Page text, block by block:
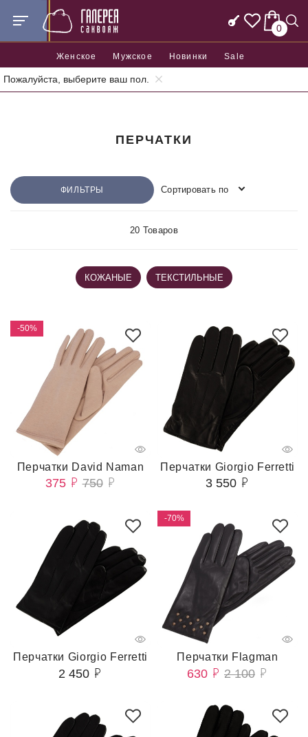
0
Женское Мужское Новинки Sale
Пожалуйста, выберите ваш пол.
Главная Аксессуары Перчатки
ПЕРЧАТКИ
ФИЛЬТРЫ Сортировать по
20 Товаров
КОЖАНЫЕ ТЕКСТИЛЬНЫЕ
-50%
Перчатки David Naman
375 750
Перчатки Giorgio Ferretti
3 550
Перчатки Giorgio Ferretti
2 450
-70%
Перчатки Flagman
630 2 100